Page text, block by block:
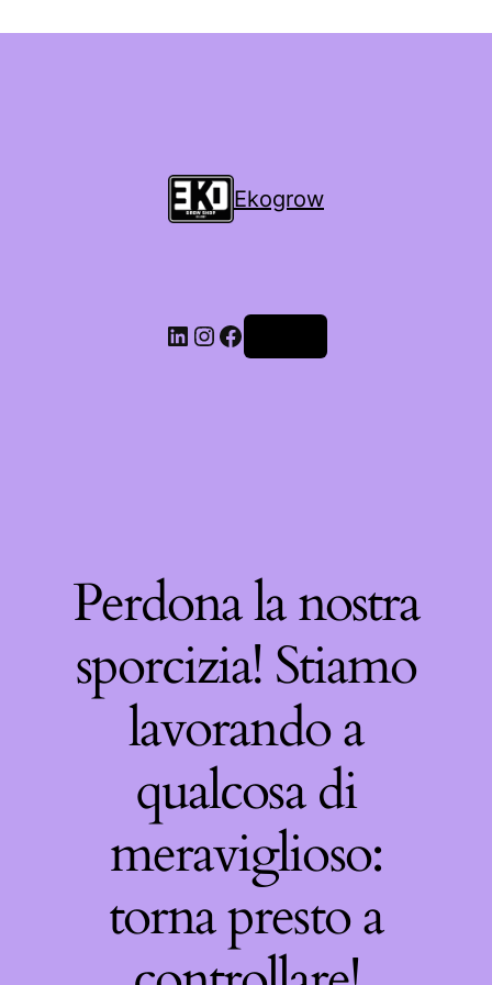
Ekogrow
Perdona la nostra
sporcizia! Stiamo
lavorando a
qualcosa di
meraviglioso:
torna presto a